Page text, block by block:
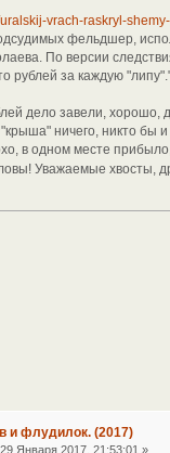
vrach-raskryl-
фельдшер,
По версии
рублей за каждую
дело завели,
ничего, никто бы
в одном месте
Уважаемые хвосты,
и флудилок. (2017)
29 Января 2017, 21:53:01 »